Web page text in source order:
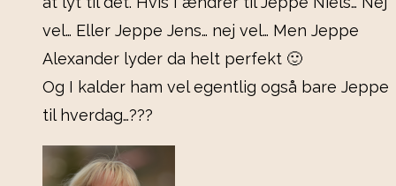
vel… Eller Jeppe Jens… nej vel… Men Jeppe
Alexander lyder da helt perfekt 🙂
Og I kalder ham vel egentlig også bare Jeppe
til hverdag…???